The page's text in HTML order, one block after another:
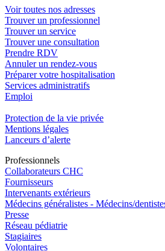
Voir toutes nos adresses
Trouver un professionnel
Trouver un service
Trouver une consultation
Prendre RDV
Annuler un rendez-vous
Préparer votre hospitalisation
Services administratifs
Emploi​
Protection de la vie privée
Mentions légales
Lanceurs d’alerte
Professionnels
Collaborateurs CHC
Fournisseurs
Intervenants extérieurs
Médecins généralistes - Médecins/
Presse
Réseau pédiatrie
Stagiaires
Volontaires